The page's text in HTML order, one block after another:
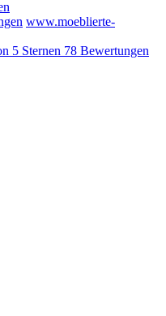
www.moeblierte-
5 Sternen 78 Bewertungen